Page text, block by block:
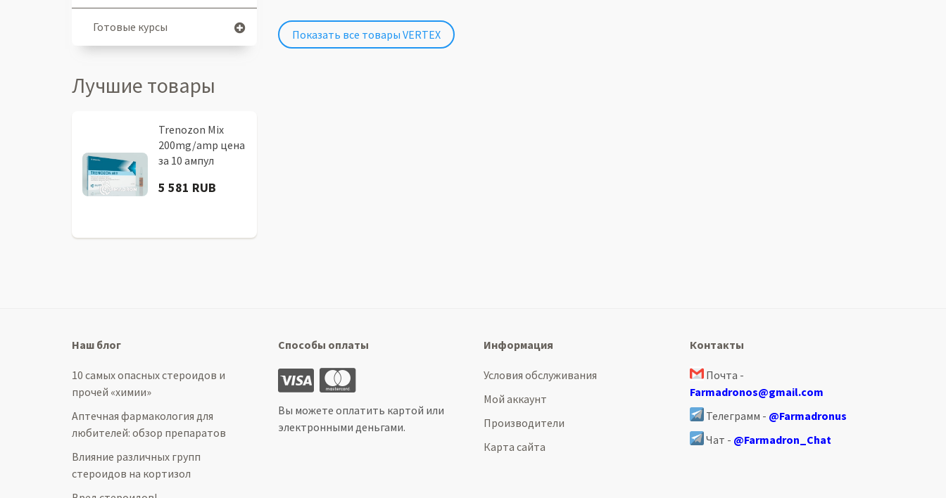
Показать все товары VERTEX
Готовые курсы
Лучшие товары
Trenozon Mix
200mg/amp цена
за 10 ампул
5 581 RUB
Наш блог
10 самых опасных стероидов и
прочей «химии»
Аптечная фармакология для
любителей: обзор препаратов
Влияние различных групп
стероидов на кортизол
Способы оплаты
Вы можете оплатить картой или
электронными деньгами.
Информация
Условия обслуживания
Мой аккаунт
Производители
Карта сайта
Контакты
Почта -
Farmadronos@gmail.com
Телеграмм - @Farmadronus
Чат - @Farmadron_Chat